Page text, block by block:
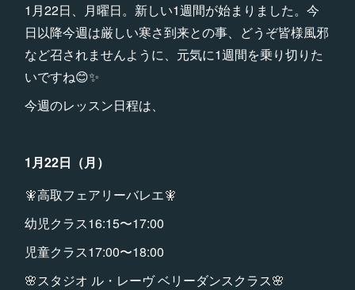
1月22日、月曜日。新しい1週間が始まりました。今
日以降今週は厳しい寒さ到来との事、どうぞ皆様風邪
など召されませんように、元気に1週間を乗り切りた
いですね😊✨
今週のレッスン日程は、
1月22日（月）
🧚高取フェアリーバレエ🧚
幼児クラス16:15〜17:00
児童クラス17:00〜18:00
🌸スタジオ ル・レーヴ ベリーダンスクラス🌸